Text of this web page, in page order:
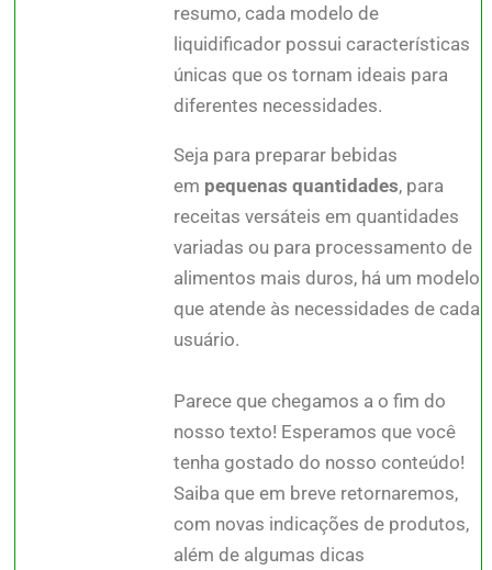
resumo, cada modelo de
liquidificador possui características
únicas que os tornam ideais para
diferentes necessidades.
Seja para preparar bebidas
em pequenas quantidades, para
receitas versáteis em quantidades
variadas ou para processamento de
alimentos mais duros, há um modelo
que atende às necessidades de cada
usuário.
Parece que chegamos ao fim do
nosso texto! Esperamos que você
tenha gostado do nosso conteúdo!
Saiba que em breve retornaremos,
com novas indicações de produtos,
além de algumas dicas